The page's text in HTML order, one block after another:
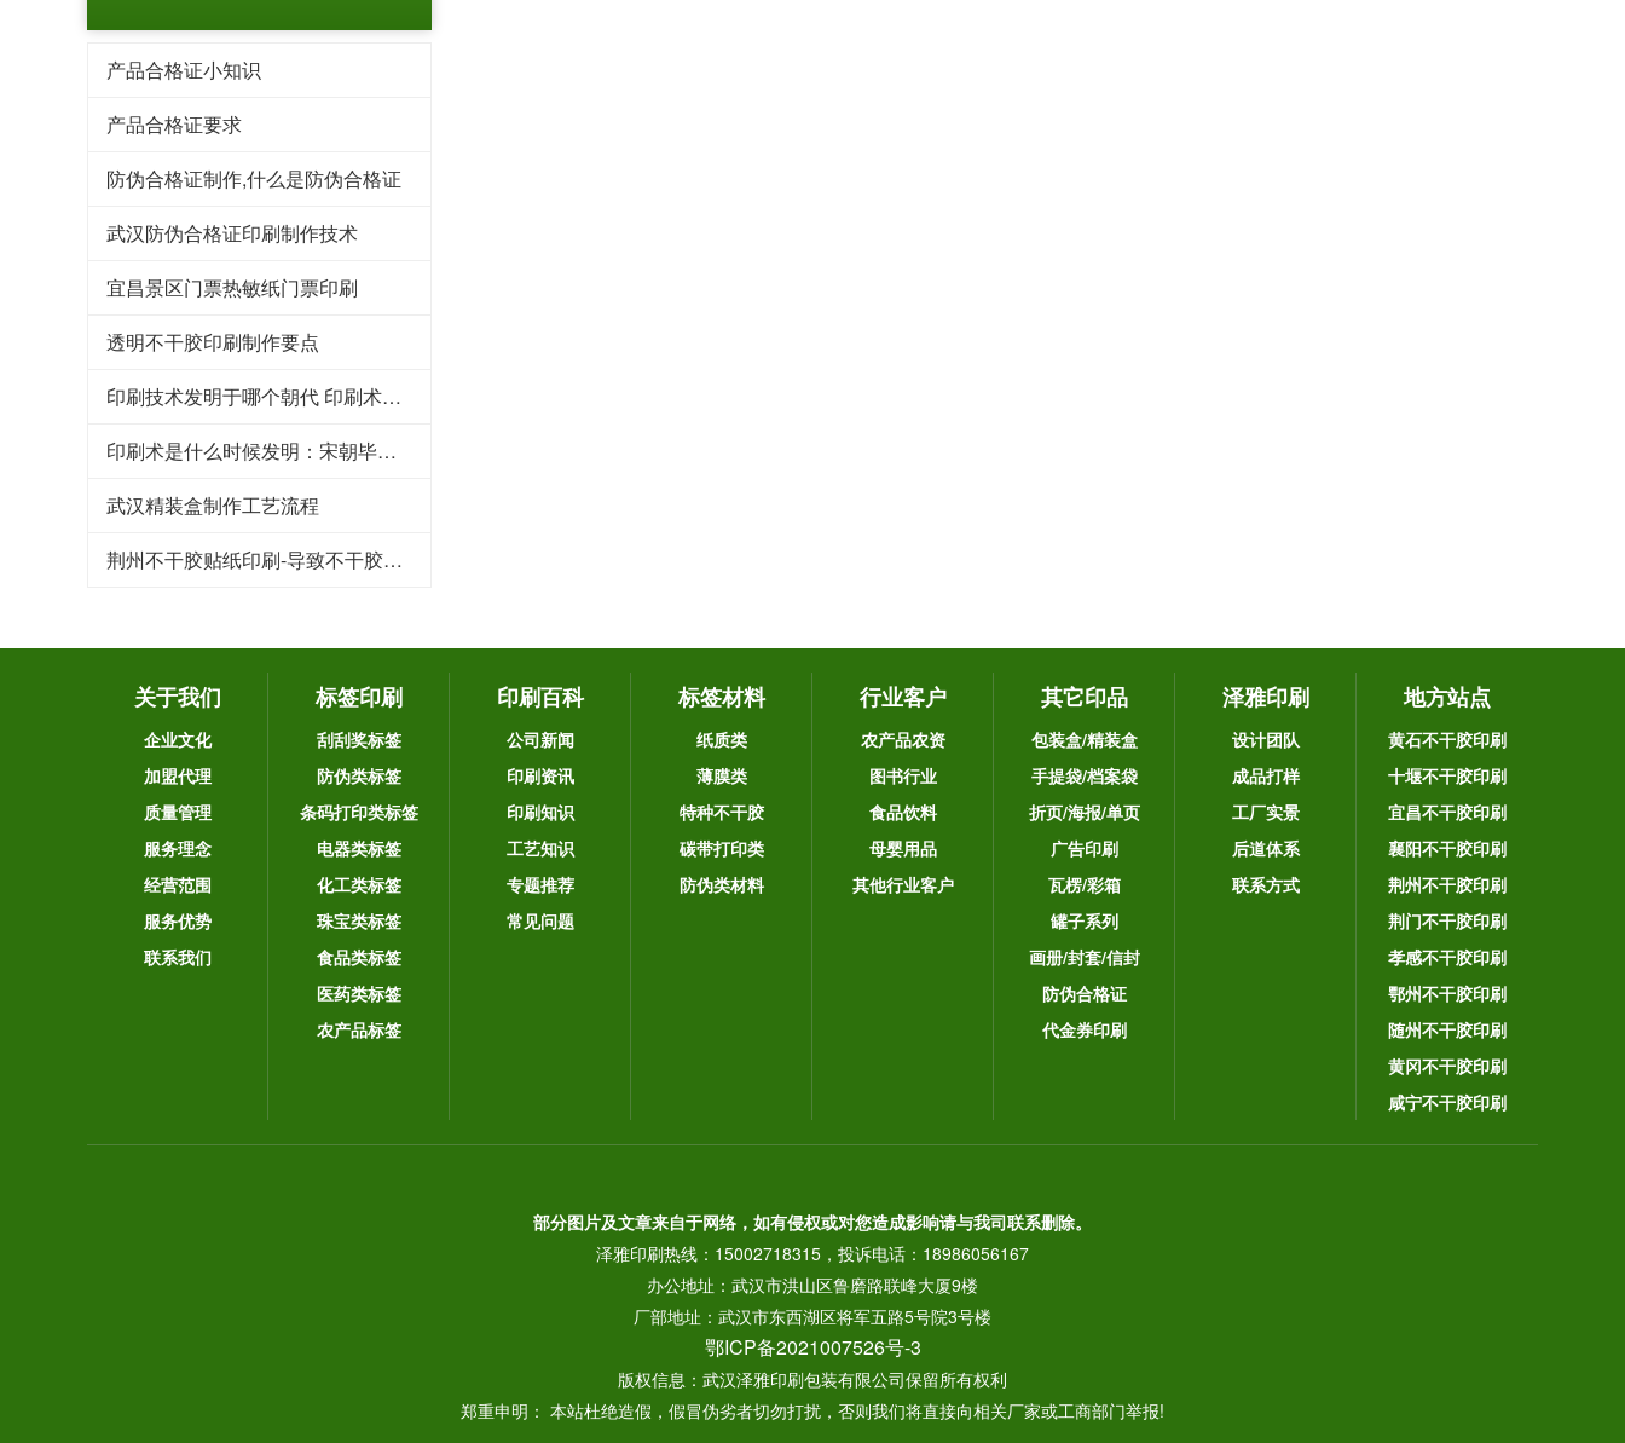
产品合格证小知识
产品合格证要求
防伪合格证制作,什么是防伪合格证
武汉防伪合格证印刷制作技术
宜昌景区门票热敏纸门票印刷
透明不干胶印刷制作要点
印刷技术发明于哪个朝代 印刷术是哪个朝代发明的
印刷术是什么时候发明：宋朝毕昇发明（利于文化传承）
武汉精装盒制作工艺流程
荆州不干胶贴纸印刷-导致不干胶标签粘性下降的原因
关于我们
企业文化
加盟代理
质量管理
服务理念
经营范围
服务优势
联系我们
标签印刷
刮刮奖标签
防伪类标签
条码打印类标签
电器类标签
化工类标签
珠宝类标签
食品类标签
医药类标签
农产品标签
印刷百科
公司新闻
印刷资讯
印刷知识
工艺知识
专题推荐
常见问题
标签材料
纸质类
薄膜类
特种不干胶
碳带打印类
防伪类材料
行业客户
农产品农资
图书行业
食品饮料
母婴用品
其他行业客户
其它印品
包装盒/精装盒
手提袋/档案袋
折页/海报/单页
广告印刷
瓦楞/彩箱
罐子系列
画册/封套/信封
防伪合格证
代金券印刷
泽雅印刷
设计团队
成品打样
工厂实景
后道体系
联系方式
地方站点
黄石不干胶印刷
十堰不干胶印刷
宜昌不干胶印刷
襄阳不干胶印刷
荆州不干胶印刷
荆门不干胶印刷
孝感不干胶印刷
鄂州不干胶印刷
随州不干胶印刷
黄冈不干胶印刷
咸宁不干胶印刷
部分图片及文章来自于网络，如有侵权或对您造成影响请与我司联系删除。
泽雅印刷热线：15002718315，投诉电话：18986056167
办公地址：武汉市洪山区鲁磨路联峰大厦9楼
厂部地址：武汉市东西湖区将军五路5号院3号楼
鄂ICP备2021007526号-3
版权信息：武汉泽雅印刷包装有限公司保留所有权利
郑重申明： 本站杜绝造假，假冒伪劣者切勿打扰，否则我们将直接向相关厂家或工商部门举报!